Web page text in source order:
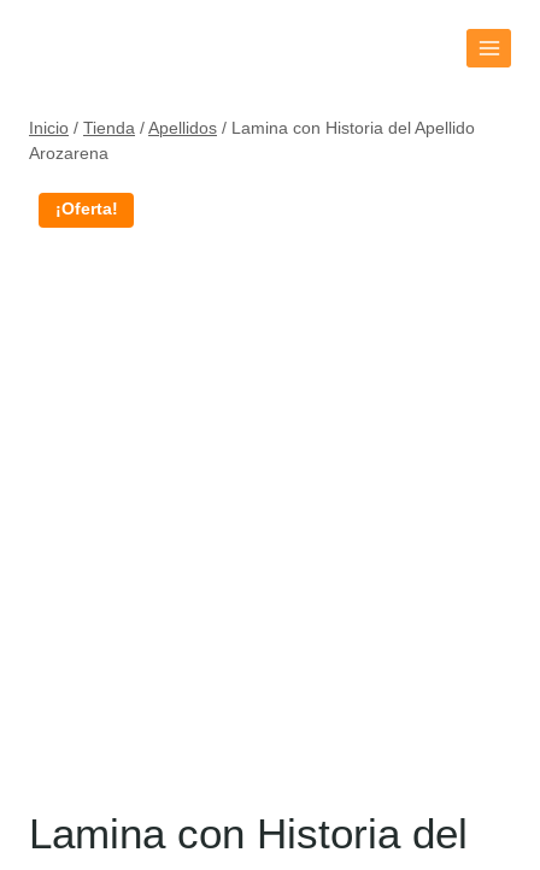
Inicio / Tienda / Apellidos / Lamina con Historia del Apellido
Arozarena
¡Oferta!
Lamina con Historia del